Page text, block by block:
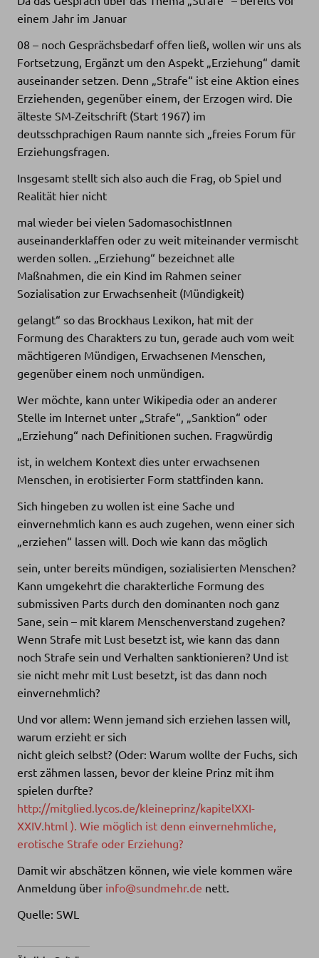
einem Jahr im Januar
08 – noch Gesprächsbedarf offen ließ, wollen wir uns als
Fortsetzung, Ergänzt um den Aspekt „Erziehung“ damit
auseinander setzen. Denn „Strafe“ ist eine Aktion eines
Erziehenden, gegenüber einem, der Erzogen wird. Die
älteste SM-Zeitschrift (Start 1967) im
deutsschprachigen Raum nannte sich „freies Forum für
Erziehungsfragen.
Insgesamt stellt sich also auch die Frag, ob Spiel und
Realität hier nicht
mal wieder bei vielen SadomasochistInnen
auseinanderklaffen oder zu weit miteinander vermischt
werden sollen. „Erziehung“ bezeichnet alle
Maßnahmen, die ein Kind im Rahmen seiner
Sozialisation zur Erwachsenheit (Mündigkeit)
gelangt“ so das Brockhaus Lexikon, hat mit der
Formung des Charakters zu tun, gerade auch vom weit
mächtigeren Mündigen, Erwachsenen Menschen,
gegenüber einem noch unmündigen.
Wer möchte, kann unter Wikipedia oder an anderer
Stelle im Internet unter „Strafe“, „Sanktion“ oder
„Erziehung“ nach Definitionen suchen. Fragwürdig
ist, in welchem Kontext dies unter erwachsenen
Menschen, in erotisierter Form stattfinden kann.
Sich hingeben zu wollen ist eine Sache und
einvernehmlich kann es auch zugehen, wenn einer sich
„erziehen“ lassen will. Doch wie kann das möglich
sein, unter bereits mündigen, sozialisierten Menschen?
Kann umgekehrt die charakterliche Formung des
submissiven Parts durch den dominanten noch ganz
Sane, sein – mit klarem Menschenverstand zugehen?
Wenn Strafe mit Lust besetzt ist, wie kann das dann
noch Strafe sein und Verhalten sanktionieren? Und ist
sie nicht mehr mit Lust besetzt, ist das dann noch
einvernehmlich?
Und vor allem: Wenn jemand sich erziehen lassen will,
warum erzieht er sich
nicht gleich selbst? (Oder: Warum wollte der Fuchs, sich
erst zähmen lassen, bevor der kleine Prinz mit ihm
spielen durfte?
http://mitglied.lycos.de/kleineprinz/kapitelXXI-
XXIV.html ). Wie möglich ist denn einvernehmliche,
erotische Strafe oder Erziehung?
Damit wir abschätzen können, wie viele kommen wäre
Anmeldung über info@sundmehr.de nett.
Quelle: SWL